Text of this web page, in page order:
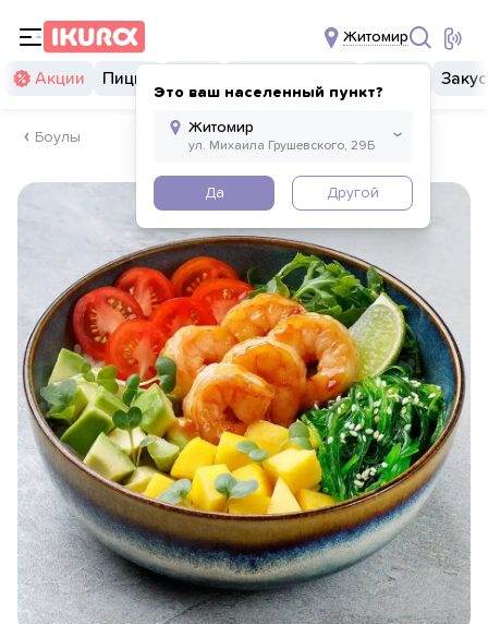
Житомир
Это ваш населенный пункт?
Да Другой
Акции Пицца
Боулы